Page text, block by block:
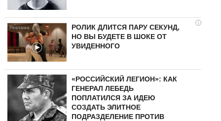
i
РОЛИК ДЛИТСЯ ПАРУ СЕКУНД,
НО ВЫ БУДЕТЕ В ШОКЕ ОТ
УВИДЕННОГО
«РОССИЙСКИЙ ЛЕГИОН»: КАК
ГЕНЕРАЛ ЛЕБЕДЬ
ПОПЛАТИЛСЯ ЗА ИДЕЮ
СОЗДАТЬ ЭЛИТНОЕ
ПОДРАЗДЕЛЕНИЕ ПРОТИВ